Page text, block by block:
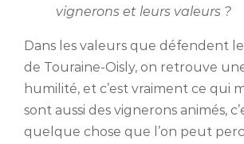
vignerons et leurs valeurs ?
Dans les valeurs que défendent
de Touraine-Oisly, on retrouve
humilité, et c’est vraiment ce qui
sont aussi des vignerons animés,
quelque chose que l’on peut